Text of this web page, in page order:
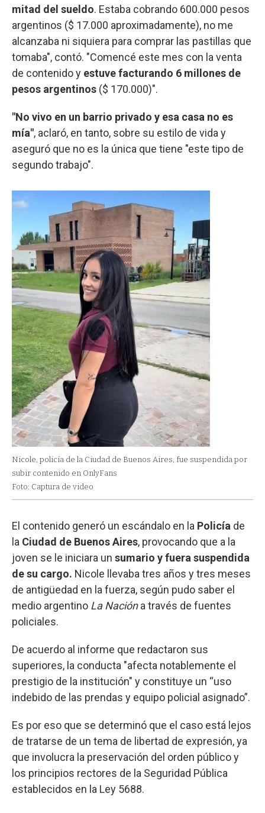
mitad del sueldo. Estaba cobrando 600.000 pesos
argentinos ($ 17.000 aproximadamente), no me
alcanzaba ni siquiera para comprar las pastillas que
tomaba", contó. "Comencé este mes con la venta
de contenido y estuve facturando 6 millones de
pesos argentinos ($ 170.000)".
"No vivo en un barrio privado y esa casa no es
mía", aclaró, en tanto, sobre su estilo de vida y
aseguró que no es la única que tiene "este tipo de
segundo trabajo".
Nicole, policía de la Ciudad de Buenos Aires, fue suspendida por
subir contenido en OnlyFans
Foto: Captura de video
El contenido generó un escándalo en la Policía de
la Ciudad de Buenos Aires, provocando que a la
joven se le iniciara un sumario y fuera suspendida
de su cargo. Nicole llevaba tres años y tres meses
de antigüedad en la fuerza, según pudo saber el
medio argentino La Nacióna través de fuentes
policiales.
De acuerdo al informe que redactaron sus
superiores, la conducta "afecta notablemente el
prestigio de la institución" y constituye un “uso
indebido de las prendas y equipo policial asignado”.
Es por eso que se determinó que el caso está lejos
de tratarse de un tema de libertad de expresión, ya
que involucra la preservación del orden público y
los principios rectores de la Seguridad Pública
establecidos en la Ley 5688.